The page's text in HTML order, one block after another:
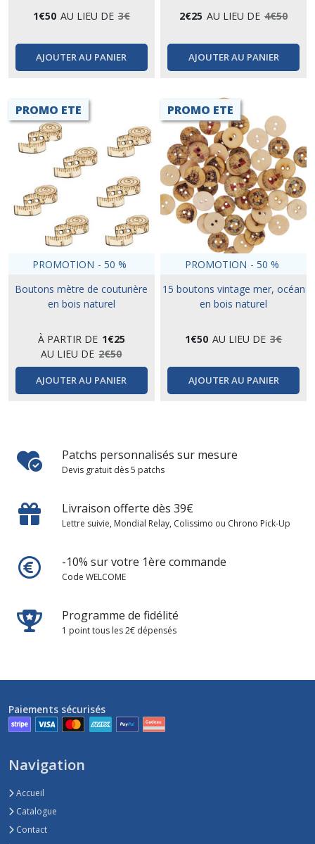
1€50 AU LIEU DE 3€
AJOUTER AU PANIER
2€25 AU LIEU DE 4€50
AJOUTER AU PANIER
PROMO ETE
PROMOTION - 50 %
Boutons mètre de couturière
en bois naturel
À PARTIR DE 1€25
AU LIEU DE 2€50
AJOUTER AU PANIER
PROMO ETE
PROMOTION - 50 %
15 boutons vintage mer, océan
en bois naturel
1€50 AU LIEU DE 3€
AJOUTER AU PANIER
Patchs personnalisés sur mesure
Devis gratuit dès 5 patchs
Livraison offerte dès 39€
Lettre suivie, Mondial Relay, Colissimo ou Chrono Pick-Up
-10% sur votre 1ère commande
Code WELCOME
Programme de fidélité
1 point tous les 2€ dépensés
Paiements sécurisés
Navigation
Accueil
Catalogue
Contact